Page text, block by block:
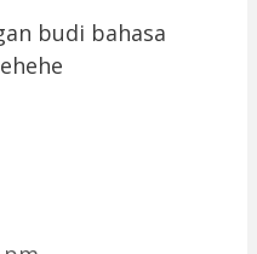
budi bahasa